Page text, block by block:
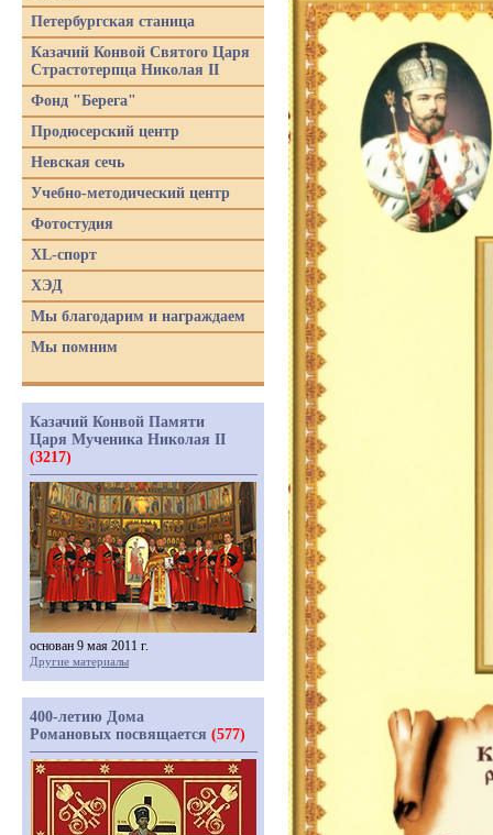
Петербургская станица
Казачий Конвой Святого Царя
Страстотерпца Николая II
Фонд "Берега"
Продюсерский центр
Невская сечь
Учебно-методический центр
Фотостудия
XL-спорт
ХЭД
Мы благодарим и награждаем
Мы помним
Казачий Конвой Памяти
Царя Мученика Николая II
(3217)
основан 9 мая 2011 г.
Другие материалы
400-летию Дома
Романовых посвящается (577)